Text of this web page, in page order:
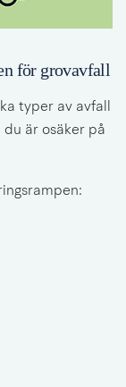
för grovavfall
typer av avfall
du är osäker på